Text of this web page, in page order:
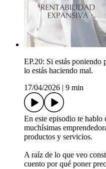
EP.20: Si estás poniendo
lo estás haciendo mal.
17/04/2026
9 min
En este episodio te hablo
muchísimas
productos y servicios.
A raíz de lo que veo
cuento por qué poner